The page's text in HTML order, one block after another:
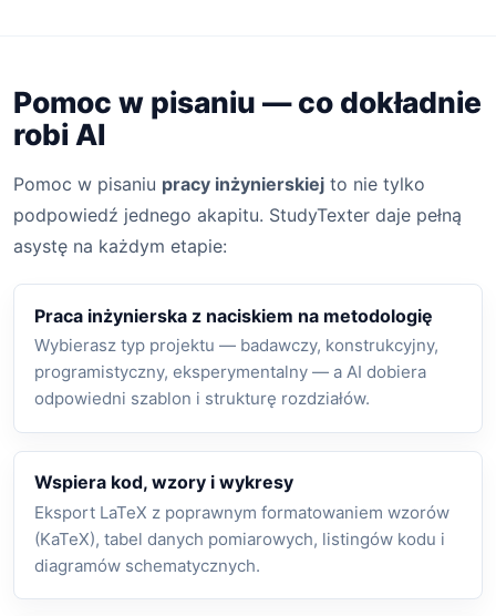
Pomoc w pisaniu — co dokładnie
robi AI
Pomoc w pisaniu pracy inżynierskiej to nie tylko
podpowiedź jednego akapitu. StudyTexter daje pełną
asystę na każdym etapie:
Praca inżynierska z naciskiem na metodologię
Wybierasz typ projektu — badawczy, konstrukcyjny,
programistyczny, eksperymentalny — a AI dobiera
odpowiedni szablon i strukturę rozdziałów.
Wspiera kod, wzory i wykresy
Eksport LaTeX z poprawnym formatowaniem wzorów
(KaTeX), tabel danych pomiarowych, listingów kodu i
diagramów schematycznych.